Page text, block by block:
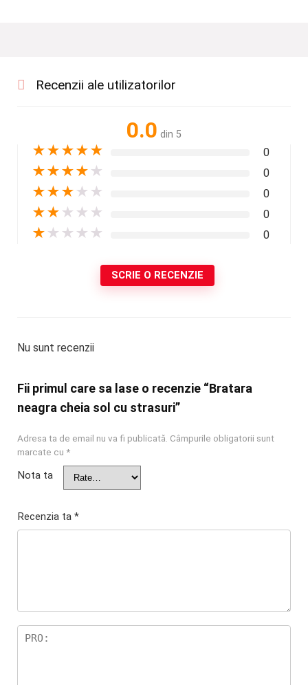
Recenzii ale utilizatorilor
0.0 din 5
★★★★★ 0
★★★★ ★ 0
★★★ ★ ★ 0
★★ ★ ★ ★ 0
★ ★ ★ ★ ★ 0
SCRIE O RECENZIE
Nu sunt recenzii
Fii primul care sa lase o recenzie “Bratara
neagra cheia sol cu strasuri”
Adresa ta de email nu va fi publicată. Câmpurile obligatorii sunt
marcate cu *
Nota ta
Recenzia ta *